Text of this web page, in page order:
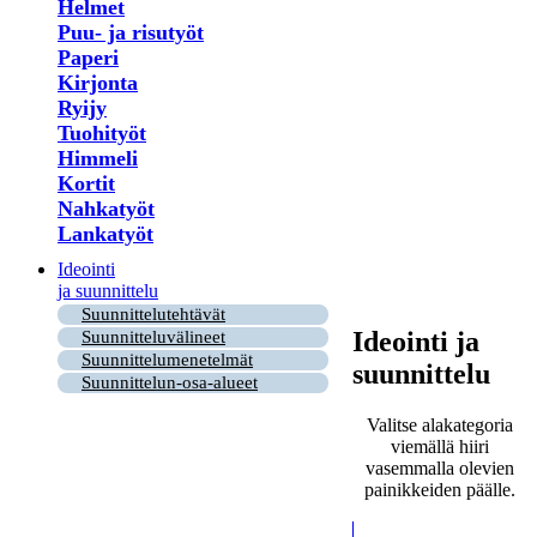
Helmet
Puu- ja risutyöt
Paperi
Kirjonta
Ryijy
Tuohityöt
Himmeli
Kortit
Nahkatyöt
Lankatyöt
Ideointi
ja suunnittelu
Suunnittelutehtävät
Suunnitteluvälineet
Suunnittelumenetelmät
Suunnittelun-osa-alueet
Ideointi ja
suunnittelu
Valitse alakategoria
viemällä hiiri
vasemmalla olevien
painikkeiden päälle.